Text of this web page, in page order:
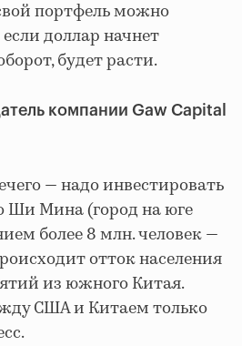
портфель можно
доллар начнет
будет расти.
компании Gaw Capital
— надо инвестировать
Ши Мина (город на юге
более 8 млн. человек —
отток населения
из южного Китая.
США и Китаем только